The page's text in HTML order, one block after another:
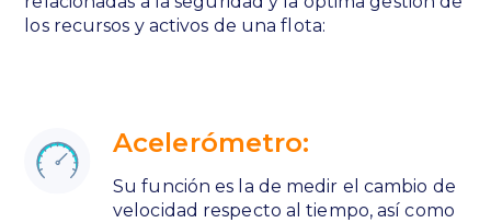
los recursos y activos de una flota:
Acelerómetro:
Su función es la de medir el cambio de
velocidad respecto al tiempo, así como